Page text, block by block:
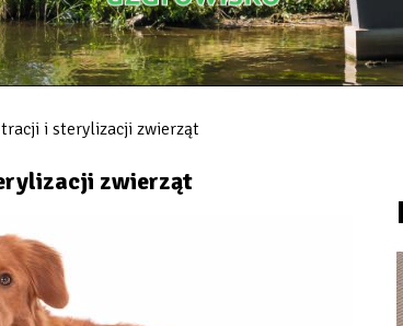
i sterylizacji zwierząt
zwierząt